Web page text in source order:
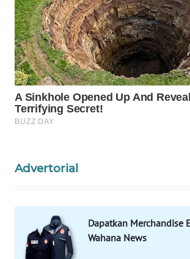
Advertorial
Dapatkan Merchandise
Wahana News
NEWS
WAHANA
TANI
WAHANA
ADVOKAT
WAHANA
WAHANA
LISTRIK